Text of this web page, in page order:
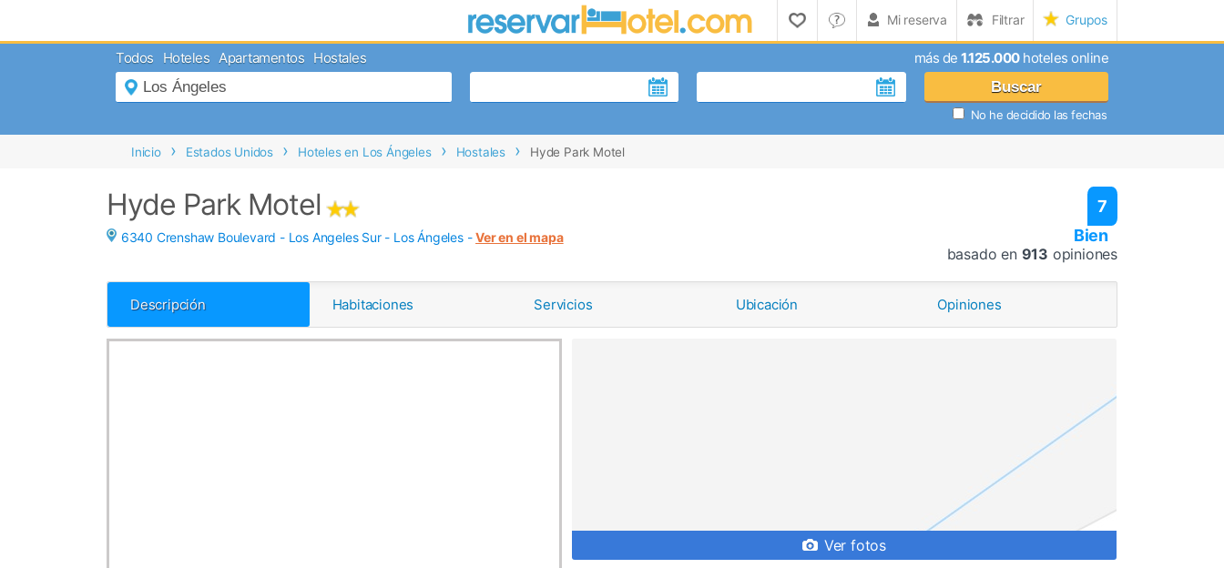
Grupos
Filtrar
Mi reserva
Grupos
Todos Hoteles Apartamentos Hostales más de 1.125.000hoteles online
Buscar
No he decidido las fechas
Inicio Estados Unidos Hoteles en Los Ángeles Hostales Hyde Park Motel
Hyde Park Motel
7
Bien
basado en 913 opiniones
6340 Crenshaw Boulevard - Los Angeles Sur - Los Ángeles-Ver en el mapa
Descripción Habitaciones Servicios Ubicación Opiniones
Ver fotos